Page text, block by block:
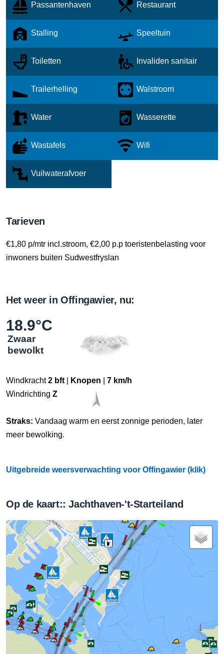
Passantenhaven Restaurant
Stalling Speeltuin
Toiletten Invaliden sanitair
Trailerhelling Walstroom
Water Wasserette
Wastafels Wifi
Vuilwaterafvoer
Tarieven
€1,80 p/mtr incl.stroom, €2,00 p.p toeristenbelasting voor
inwoners buiten Sudwestfryslan
Het weer in Offingawier, nu:
18.9°C
Zwaar
bewolkt
Windkracht2 bft Knopen
7 km/h
Windrichting Z
Straks: Vandaag warm en eerst zonnige perioden, later
meer bewolking.
Uitgebreide weersverwachting voor Offingawier (klik)
Op de kaart:: Jachthaven-'t-Starteiland